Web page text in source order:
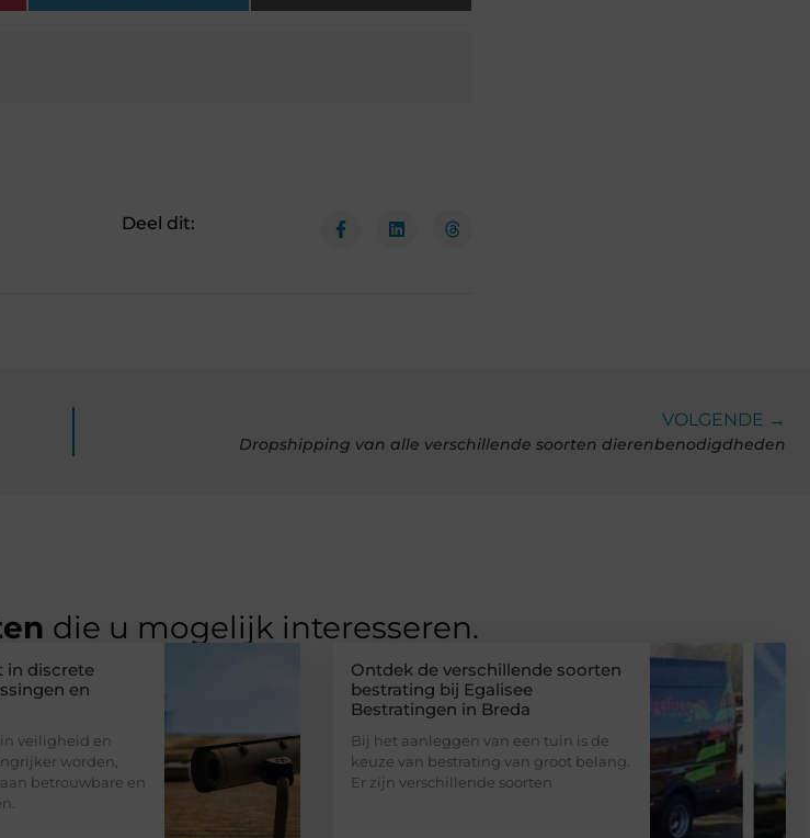
Deel dit:
VOLGENDE →
Dropshipping van alle verschillende soorten dierenbenodigdheden
die u mogelijk interesseren.
in discrete
en
veiligheid en
worden,
betrouwbare en
Ontdek de verschillende soorten
bestrating bij Egalisee
Bestratingen in Breda
Bij het aanleggen van een tuin is de
keuze van bestrating van groot belang.
Er zijn verschillende soorten